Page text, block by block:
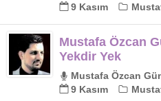
9 Kasım
Mustafa Özcan
Yekdir Yek
Mustafa Özcan
9 Kasım